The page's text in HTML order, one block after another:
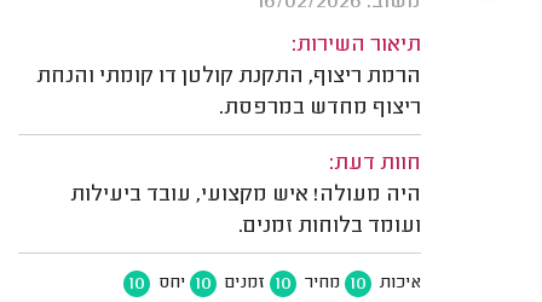
תיאור השירות:
הרמת ריצוף, התקנת קולטן דו קומתי והנחת
ריצוף מחדש במרפסת.
חוות דעת:
היה מעולה! איש מקצועי, עובד ביעילות
ועומד בלוחות זמנים.
איכות 10 מחיר 10 זמנים 10 יחס 10